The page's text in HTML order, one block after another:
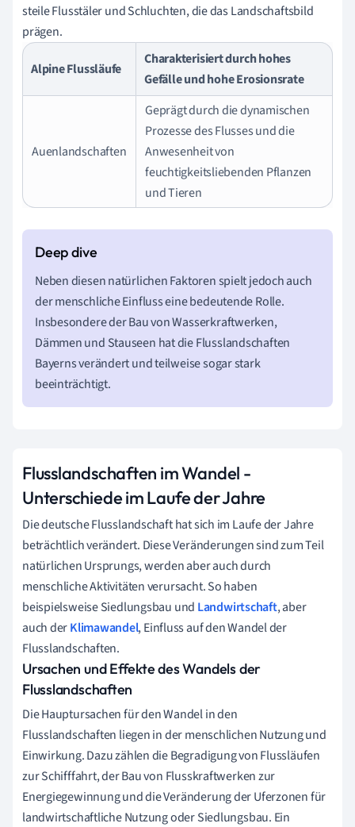
steile Flusstäler und Schluchten, die das Landschaftsbild
prägen.
Alpine Flussläufe
Charakterisiert durch hohes
Gefälle und hohe Erosionsrate
Auenlandschaften
Geprägt durch die dynamischen
Prozesse des Flusses und die
Anwesenheit von
feuchtigkeitsliebenden Pflanzen
und Tieren
Neben diesen natürlichen Faktoren spielt jedoch auch
der menschliche Einfluss eine bedeutende Rolle.
Insbesondere der Bau von Wasserkraftwerken,
Dämmen und Stauseen hat die Flusslandschaften
Bayerns verändert und teilweise sogar stark
beeinträchtigt.
Flusslandschaften im Wandel -
Unterschiede im Laufe der Jahre
Die deutsche Flusslandschaft hat sich im Laufe der Jahre
beträchtlich verändert. Diese Veränderungen sind zum Teil
natürlichen Ursprungs, werden aber auch durch
menschliche Aktivitäten verursacht. So haben
beispielsweise Siedlungsbau und Landwirtschaft, aber
auch derKlimawandel, Einfluss auf den Wandel der
Flusslandschaften.
Ursachen und Effekte des Wandels der
Flusslandschaften
Die Hauptursachen für den Wandel in den
Flusslandschaften liegen in der menschlichen Nutzung und
Einwirkung. Dazu zählen die Begradigung von Flussläufen
zur Schifffahrt, der Bau von Flusskraftwerken zur
Energiegewinnung und die Veränderung der Uferzonen für
landwirtschaftliche Nutzung oder Siedlungsbau. Ein